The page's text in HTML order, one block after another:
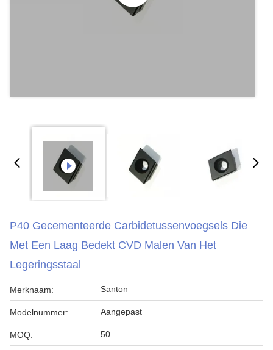
P40 Gecementeerde Carbidetussenvoegsels Die
Met Een Laag Bedekt CVD Malen Van Het
Legeringsstaal
Merknaam: Santon
Modelnummer: Aangepast
MOQ: 50